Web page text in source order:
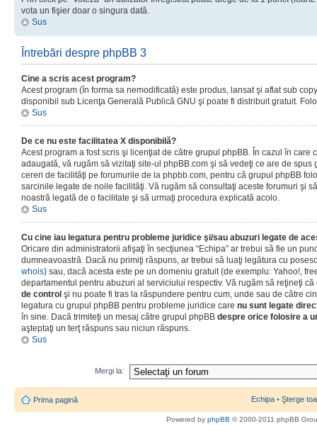
vota un fişier doar o singura dată.
Sus
Întrebări despre phpBB 3
Cine a scris acest program?
Acest program (în forma sa nemodificată) este produs, lansat şi aflat sub
disponibil sub Licenţa Generală Publică GNU şi poate fi distribuit gratuit.
Sus
De ce nu este facilitatea X disponibilă?
Acest program a fost scris şi licenţiat de către grupul phpBB. În cazul în care
adaugată, vă rugăm să vizitaţi site-ul phpBB.com şi să vedeţi ce are de
cereri de facilităţi pe forumurile de la phpbb.com, pentru că grupul phpBB
sarcinile legate de noile facilităţi. Vă rugăm să consultaţi aceste forumuri şi
noastră legată de o facilitate şi să urmaţi procedura explicată acolo.
Sus
Cu cine iau legatura pentru probleme juridice şi/sau abuzuri legate de
Oricare din administratorii afişaţi în secţiunea “Echipa” ar trebui să fie un
dumneavoastră. Dacă nu primiţi răspuns, ar trebui să luaţi legătura cu
whois) sau, dacă acesta este pe un domeniu gratuit (de exemplu: Yahoo!,
departamentul pentru abuzuri al serviciului respectiv. Vă rugăm să reţineţi
de control şi nu poate fi tras la răspundere pentru cum, unde sau de către
legatura cu grupul phpBB pentru probleme juridice care nu sunt legate
în sine. Dacă trimiteţi un mesaj către grupul phpBB despre orice folosire a
aşteptaţi un terţ răspuns sau niciun răspuns.
Sus
Mergi la:
Prima pagină Echipa • Şterge
Powered by phpBB © 2000-2011 phpBB